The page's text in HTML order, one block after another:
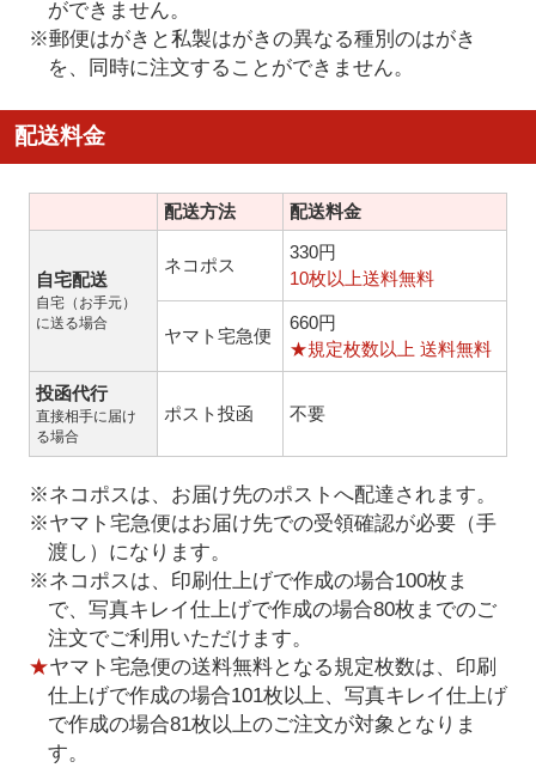
ができません。
※郵便はがきと私製はがきの異なる種別のはがき
を、同時に注文することができません。
配送料金
配送方法 配送料金
自宅配送
自宅（お手元）
に送る場合
ネコポス
330円
10枚以上送料無料
ヤマト宅急便
660円
★規定枚数以上 送料無料
投函代行
直接相手に届け
る場合
ポスト投函 不要
※ネコポスは、お届け先のポストへ配達されます。
※ヤマト宅急便はお届け先での受領確認が必要（手
渡し）になります。
※ネコポスは、印刷仕上げで作成の場合100枚ま
で、写真キレイ仕上げで作成の場合80枚までのご
注文でご利用いただけます。
★ヤマト宅急便の送料無料となる規定枚数は、印刷
仕上げで作成の場合101枚以上、写真キレイ仕上げ
で作成の場合81枚以上のご注文が対象となりま
す。